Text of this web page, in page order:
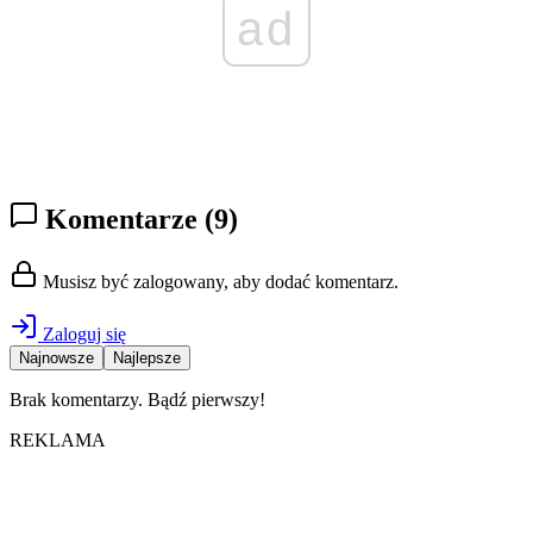
ad
Komentarze (9)
Musisz być zalogowany, aby dodać komentarz.
Zaloguj się
Najnowsze Najlepsze
Brak komentarzy. Bądź pierwszy!
REKLAMA